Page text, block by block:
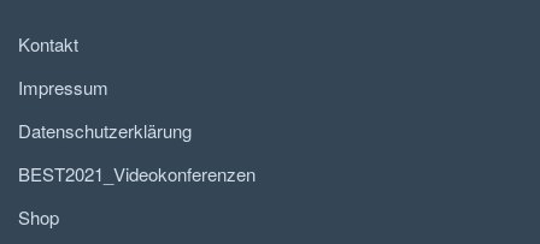
Kontakt
Impressum
Datenschutzerklärung
BEST2021_Videokonferenzen
Shop